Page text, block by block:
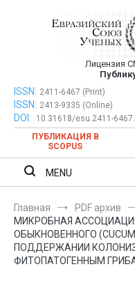
Лицензия
Евразийский Союз
ISSN: 2411-6467 (Print)
ISSN: 2413-9335 (Online)
DOI:
10.31618/esu.2411-
ПУБЛИКАЦИЯ В
SCOPUS
MENU
Главная
PDF архив
МИКРОБНАЯ
ОБЫКНОВЕННОГО
ПОДДЕРЖАНИИ
ФИТОПАТОГЕННЫМ